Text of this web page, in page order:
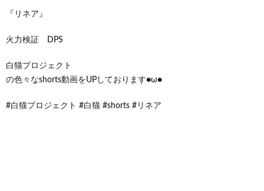
『リネア』
火力検証 DPS
白猫プロジェクト
の色々なshorts動画をUPしております●ω●
#白猫プロジェクト #白猫 #shorts #リネア